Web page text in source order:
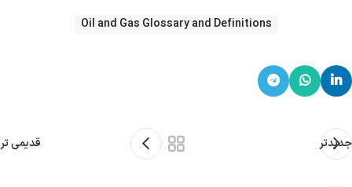
Oil and Gas Glossary and Definitions
جدیدتر قدیمی تر